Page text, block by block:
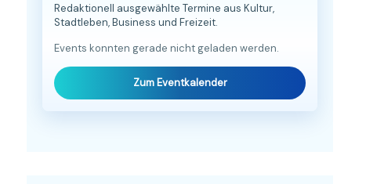
Redaktionell ausgewählte Termine aus Kultur,
Stadtleben, Business und Freizeit.
Events konnten gerade nicht geladen werden.
Zum Eventkalender